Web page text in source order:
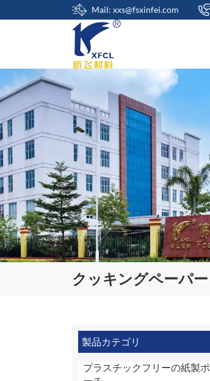
Mail: xxs@fsxinfei.com
クッキングペーパー
製品カテゴリ
プラスチックフリーの紙製ポ